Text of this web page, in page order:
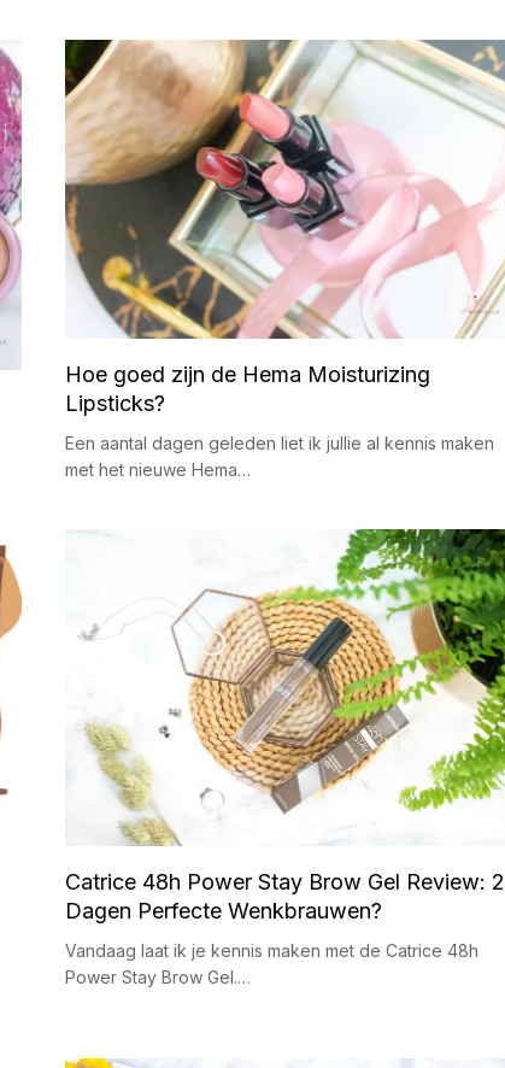
Hoe goed zijn de Hema Moisturizing
Lipsticks?
Een aantal dagen geleden liet ik jullie al kennis maken
met het nieuwe Hema…
Catrice 48h Power Stay Brow Gel Review: 2
Dagen Perfecte Wenkbrauwen?
Vandaag laat ik je kennis maken met de Catrice 48h
Power Stay Brow Gel.…